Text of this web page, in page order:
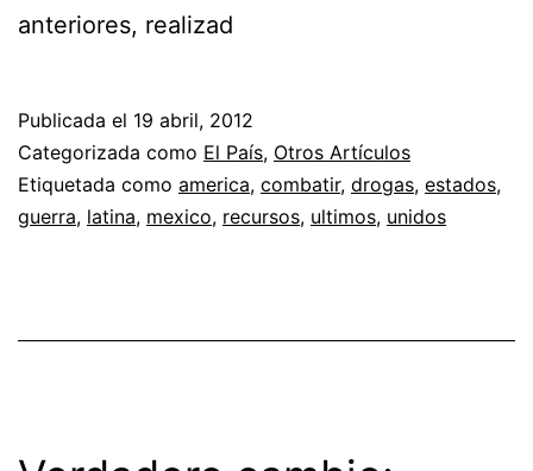
anteriores, realizad
Publicada el 19 abril, 2012
Categorizada como El País, Otros Artículos
Etiquetada como america, combatir, drogas, estados,
guerra, latina, mexico, recursos, ultimos, unidos